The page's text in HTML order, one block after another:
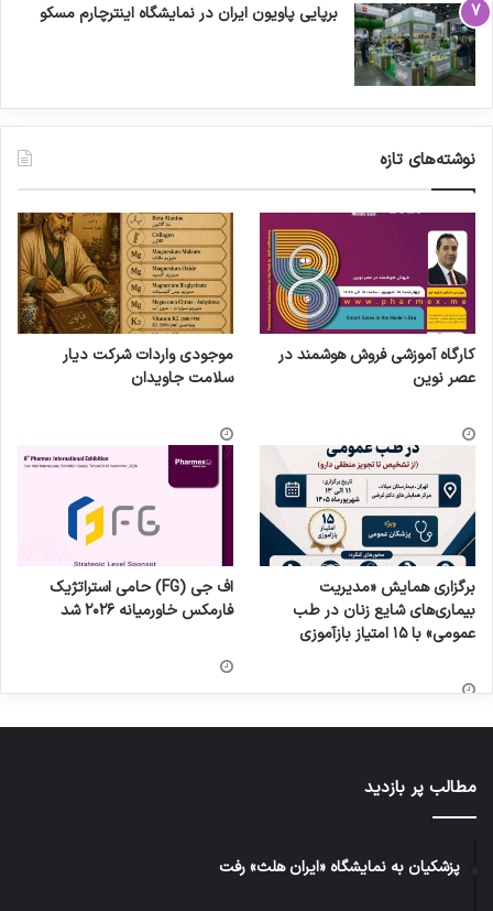
برپایی پاویون ایران در نمایشگاه اینترچارم مسکو
نوشته‌های تازه
کارگاه آموزشی فروش هوشمند در
عصر نوین
موجودی واردات شرکت دیار
سلامت جاویدان
برگزاری همایش «مدیریت
بیماری‌های شایع زنان در طب
عمومی» با ۱۵ امتیاز بازآموزی
اف جی (FG) حامی استراتژیک
فارمکس خاورمیانه ۲۰۲۶ شد
مطالب پر بازدید
پزشکیان به نمایشگاه «ایران هلث» رفت